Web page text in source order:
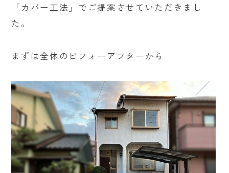
「カバー工法」でご提案させていただきまし
た。
まずは全体のビフォーアフターから